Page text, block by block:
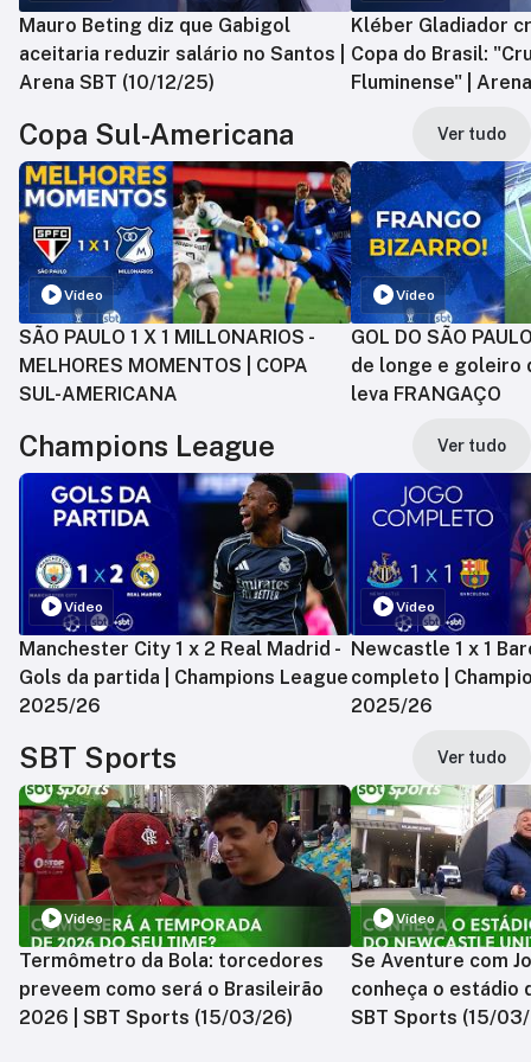
Mauro Beting diz que Gabigol
aceitaria reduzir salário no Santos |
Arena SBT (10/12/25)
Kléber Gladiador
Copa do Brasil:
Fluminense" |
Copa Sul-Americana Ver tudo
Vídeo
SÃO PAULO 1 X 1 MILLONARIOS -
MELHORES MOMENTOS | COPA
SUL-AMERICANA
Vídeo
GOL DO SÃO
de longe e goleiro
leva FRANGAÇO
Champions League Ver tudo
Vídeo
Manchester City 1 x 2 Real Madrid -
Gols da partida | Champions League
2025/26
Vídeo
Newcastle 1 x 1
completo |
2025/26
SBT Sports Ver tudo
Vídeo
Termômetro da Bola: torcedores
preveem como será o Brasileirão
2026 | SBT Sports (15/03/26)
Vídeo
Se Aventure com
conheça o estádio
SBT Sports (15/